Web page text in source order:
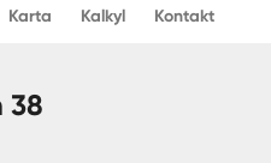
Karta Kalkyl Kontakt
38